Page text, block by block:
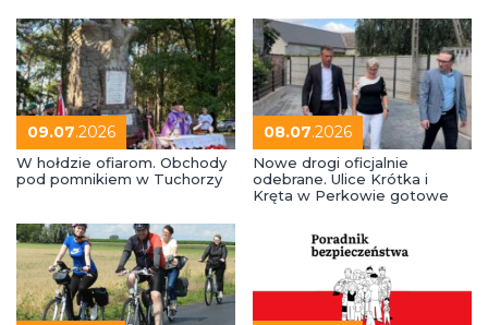
09.07.2026
W hołdzie ofiarom. Obchody
pod pomnikiem w Tuchorzy
08.07.2026
Nowe drogi oficjalnie
odebrane. Ulice Krótka i
Kręta w Perkowie gotowe